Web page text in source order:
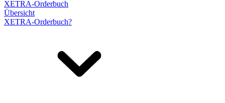
XETRA-Orderbuch
Übersicht
XETRA-Orderbuch?